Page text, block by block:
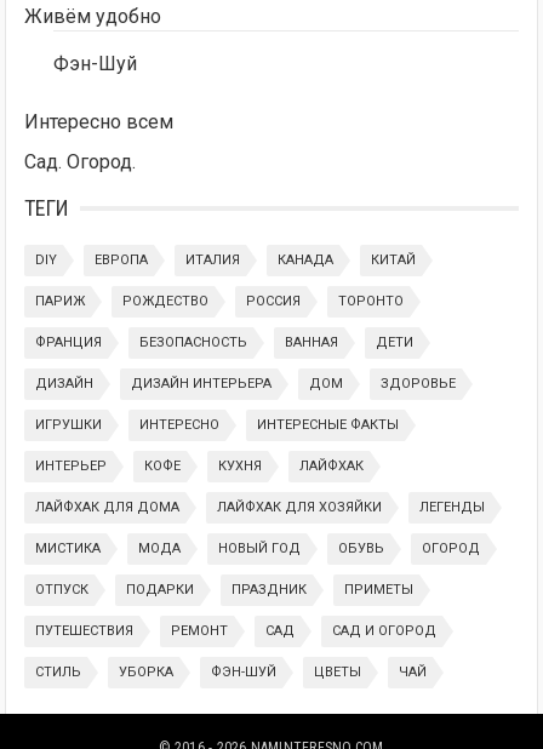
Живём удобно
Фэн-Шуй
Интересно всем
Сад. Огород.
ТЕГИ
DIY ЕВРОПА ИТАЛИЯ КАНАДА КИТАЙ
ПАРИЖ РОЖДЕСТВО РОССИЯ ТОРОНТО
ФРАНЦИЯ БЕЗОПАСНОСТЬ ВАННАЯ ДЕТИ
ДИЗАЙН ДИЗАЙН ИНТЕРЬЕРА ДОМ ЗДОРОВЬЕ
ИГРУШКИ ИНТЕРЕСНО ИНТЕРЕСНЫЕ ФАКТЫ
ИНТЕРЬЕР КОФЕ КУХНЯ ЛАЙФХАК
ЛАЙФХАК ДЛЯ ДОМА ЛАЙФХАК ДЛЯ ХОЗЯЙКИ ЛЕГЕНДЫ
МИСТИКА МОДА НОВЫЙ ГОД ОБУВЬ ОГОРОД
ОТПУСК ПОДАРКИ ПРАЗДНИК ПРИМЕТЫ
ПУТЕШЕСТВИЯ РЕМОНТ САД САД И ОГОРОД
СТИЛЬ УБОРКА ФЭН-ШУЙ ЦВЕТЫ ЧАЙ